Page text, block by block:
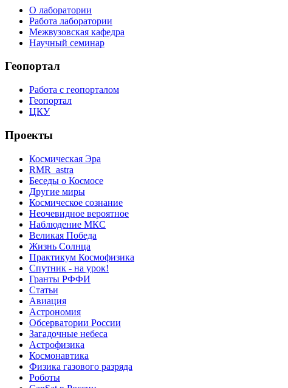
О лаборатории
Работа лаборатории
Межвузовская кафедра
Научный семинар
Геопортал
Работа с геопорталом
Геопортал
ЦКУ
Проекты
Космическая Эра
RMR_astra
Беседы о Космосе
Другие миры
Космическое сознание
Неочевидное вероятное
Наблюдение МКС
Великая Победа
Жизнь Солнца
Практикум Космофизика
Спутник - на урок!
Гранты РФФИ
Статьи
Авиация
Астрономия
Обсерватории России
Загадочные небеса
Астрофизика
Космонавтика
Физика газового разряда
Роботы